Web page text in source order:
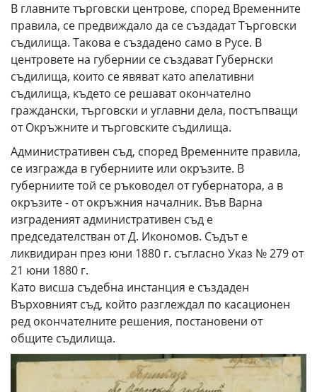
В главните търговски центрове, според Временните
правила, се предвиждало да се създадат Търговски
съдилища. Такова е създадено само в Русе. В
центровете на губернии се създават Губернски
съдилища, които се явяват като апелативни
съдилища, където се решават окончателно
граждански, търговски и углавни дела, постъпващи
от Окръжните и търговските съдилища.
Административен съд, според Временните правила,
се изгражда в губерниите или окръзите. В
губерниите той се ръководел от губернатора, а в
окръзите - от окръжния началник. Във Варна
изграденият административен съд е
председателстван от Д. Икономов. Съдът е
ликвидиран през юни 1880 г. съгласно Указ № 279 от
21 юни 1880 г.
Като висша съдебна инстанция е създаден
Върховният съд, който разглеждал по касационен
ред окончателните решения, постановени от
общите съдилища.